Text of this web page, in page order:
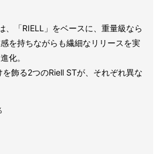
、「RIELL」をベースに、重量級なら
を持ちながらも繊細なリリースを実
化。
飾る2つのRiell STが、それぞれ異な